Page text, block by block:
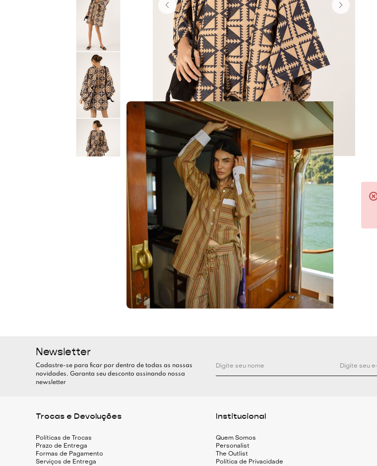
Newsletter
Cadastre-se para ficar por dentro de todas as nossas
novidades. Garanta seu desconto assinando nossa
newsletter
Trocas e Devoluções
Políticas de Trocas
Prazo de Entrega
Formas de Pagamento
Serviços de Entrega
Institucional
Quem Somos
Personalist
The Outlist
Política de Privacidade